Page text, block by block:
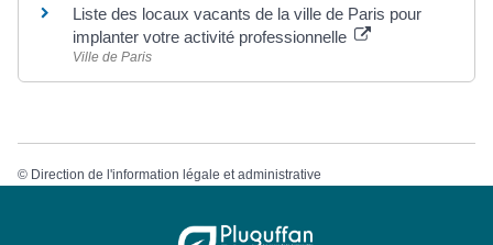
Liste des locaux vacants de la ville de Paris pour
implanter votre activité professionnelle
Ville de Paris
© Direction de l'information légale et administrative